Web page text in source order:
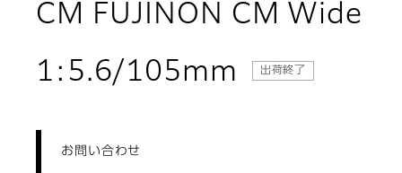
CM FUJINON CM Wide
1:5.6/105mm : お問い合
出荷終了
お問い合わせ